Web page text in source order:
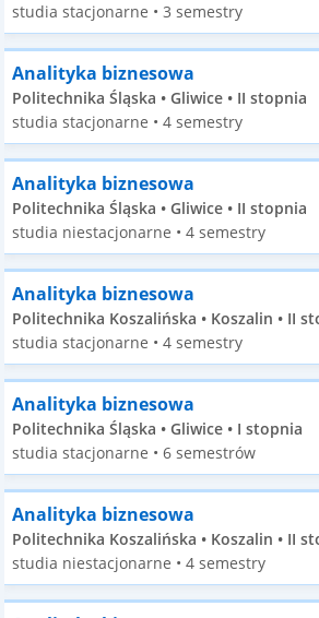
studia stacjonarne • 3 semestry
Analityka biznesowa
Politechnika Śląska • Gliwice • II stopnia
studia stacjonarne • 4 semestry
Analityka biznesowa
Politechnika Śląska • Gliwice • II stopnia
studia niestacjonarne • 4 semestry
Analityka biznesowa
Politechnika Koszalińska • Koszalin • II
studia stacjonarne • 4 semestry
Analityka biznesowa
Politechnika Śląska • Gliwice • I stopnia
studia stacjonarne • 6 semestrów
Analityka biznesowa
Politechnika Koszalińska • Koszalin • II
studia niestacjonarne • 4 semestry